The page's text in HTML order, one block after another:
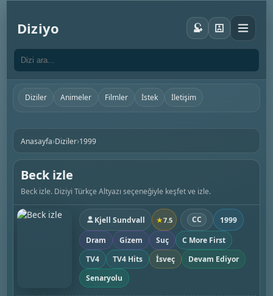
Diziyo
Diziler Animeler Filmler İstek İletişim
Anasayfa›Diziler›1999
Beck izle
Beck izle. Diziyi Türkçe Altyazı seçeneğiyle keşfet ve izle.
Kjell Sundvall ★7.5 CC
1999
Dram
Gizem Suç
C More First
TV4
TV4 Hits İsveç
Devam Ediyor
Senaryolu